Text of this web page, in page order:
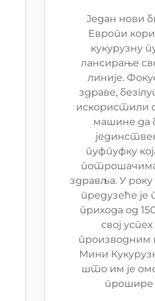
Један нови
Европи
кукурузну
лансирање
линије.
здраве,
искористили
машине да
пуфпуфку
потрошачима
здравља. У
предузеће је
прихода од
свој
Мини
што им је
прошире